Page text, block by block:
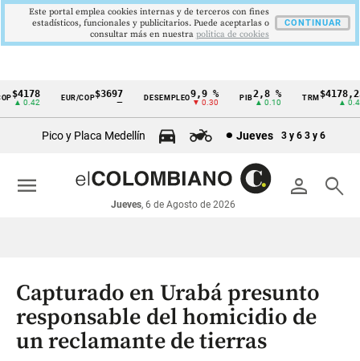
Cintillo
económicos
Colombia
$4178
▲ 0.42
EUR/COP$3697 DESEMPLEO9,9 %
▼ 0.30
PIB2,8 %
▲ 0.10
TRM$4178,23
▲ 0.42
Pico y Placa Medellín Jueves 3 y 6 3 y 6
person search
Jueves, 6 de Agosto de 2026
menu
Capturado en Urabá presunto
responsable del homicidio de
un reclamante de tierras
Este portal emplea cookies internas y de terceros con fines
estadísticos, funcionales y publicitarios. Puede aceptarlas o
consultar más en nuestra politica de cookies
CONTINUAR